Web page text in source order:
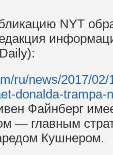
NYT
ru/news/2017/
donalda-trampa-
Файнберг
— главным
Кушнером.